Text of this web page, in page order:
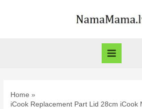
Main
Home
iCook Replacement Part Lid 28cm iCook